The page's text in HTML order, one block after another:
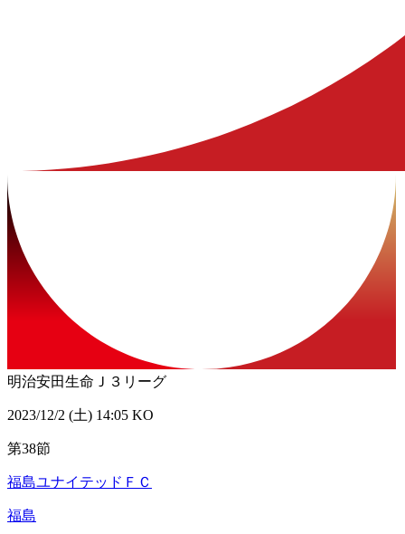
明治安田生命Ｊ３リーグ
2023/12/2 (土) 14:05 KO
第38節
福島ユナイテッドＦＣ
福島